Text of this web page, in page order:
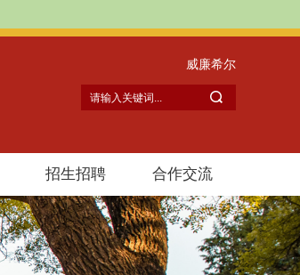
威廉希尔
招生招聘 合作交流